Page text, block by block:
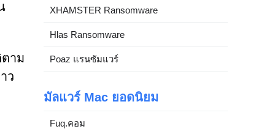
าม
ว
XHAMSTER Ransomware
Hlas Ransomware
Poaz แรนซัมแวร์
มัลแวร์ Mac ยอดนิยม
Fuq.คอม